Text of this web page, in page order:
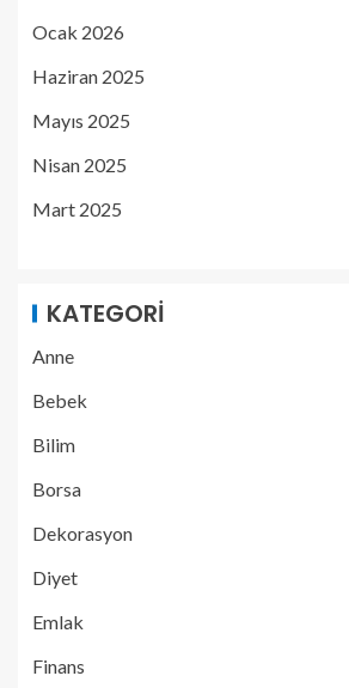
Ocak 2026
Haziran 2025
Mayıs 2025
Nisan 2025
Mart 2025
KATEGORI
Anne
Bebek
Bilim
Borsa
Dekorasyon
Diyet
Emlak
Finans